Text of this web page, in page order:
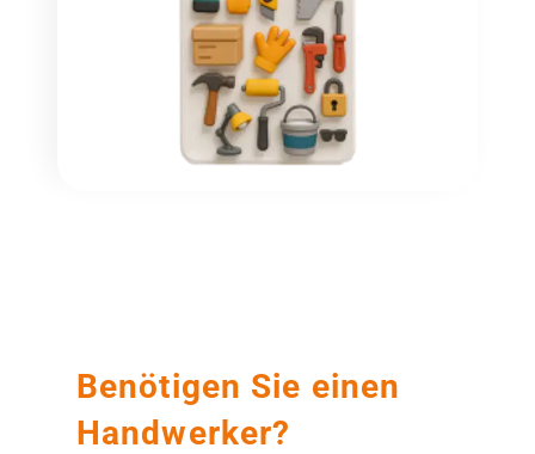
Benötigen Sie einen
Handwerker?